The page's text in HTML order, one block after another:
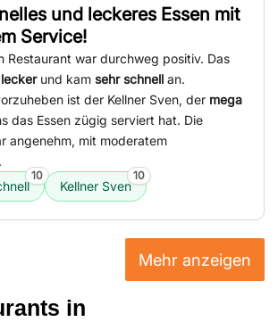
und leckeres Essen mit
Service!
Restaurant war durchweg positiv. Das
und kam sehr schnell an.
ist der Kellner Sven, der mega
das Essen zügig serviert hat. Die
angenehm, mit moderatem
10
Kellner Sven
10
Mehr anzeigen
in